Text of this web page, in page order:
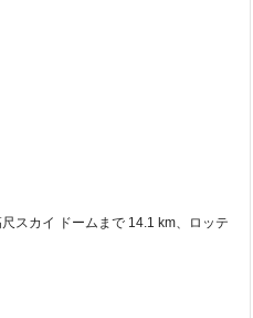
スカイ ドームまで 14.1 km、ロッテ